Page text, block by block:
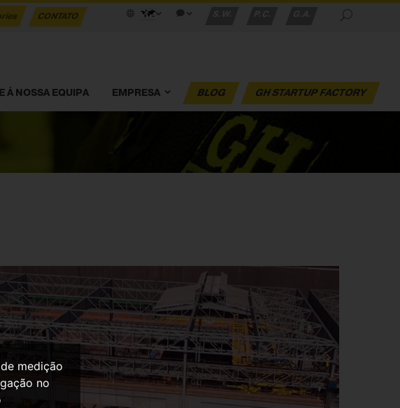
medição
no
CONTATO
À NOSSA EQUIPA EMPRESA BLOG GH STARTUP FACTORY